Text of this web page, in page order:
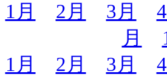
1月 2月 3月
月
1月 2月 3月